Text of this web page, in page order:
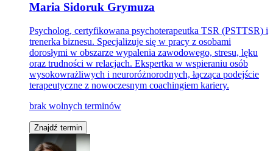
Maria Sidoruk Grymuza
Psycholog, certyfikowana psychoterapeutka TSR (PSTTSR) i
trenerka biznesu. Specjalizuje się w pracy z osobami
dorosłymi w obszarze wypalenia zawodowego, stresu, lęku
oraz trudności w relacjach. Ekspertka w wspieraniu osób
wysokowrażliwych i neuroróżnorodnych, łącząca podejście
terapeutyczne z nowoczesnym coachingiem kariery.
brak wolnych terminów
Znajdź termin